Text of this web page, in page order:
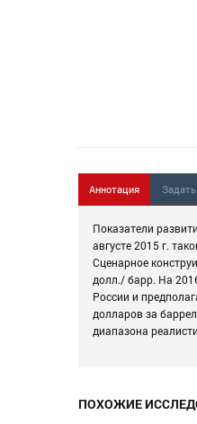
Аннотация
Показатели
августе 2015 г.
Сценарное
долл./ барр. На
России и
долларов за
диапазона
ПОХОЖИЕ